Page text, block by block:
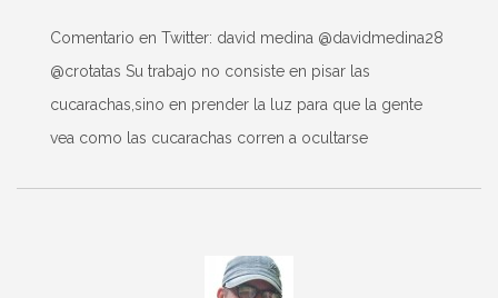
Comentario en Twitter: david medina‏ @davidmedina28
@crotatas Su trabajo no consiste en pisar las
cucarachas,sino en prender la luz para que la gente
vea como las cucarachas corren a ocultarse